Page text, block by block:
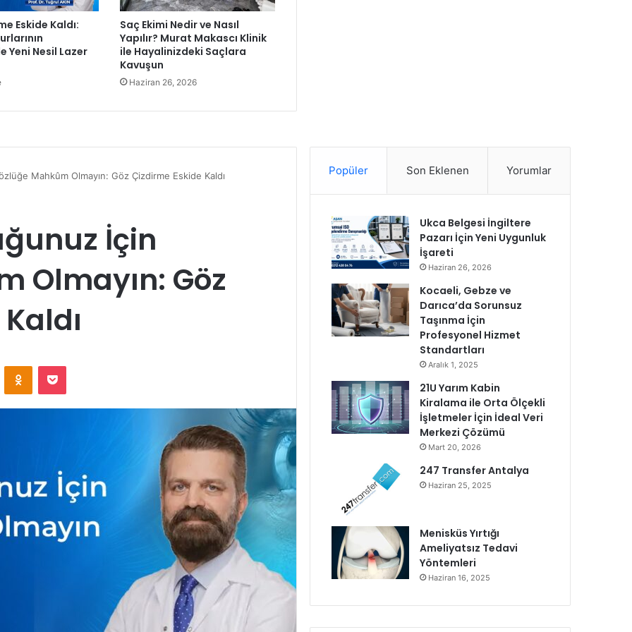
c
o
ş
k
u
l
a
Eskide Kaldı:
Yeni Nesil Lazer
Saç Ekimi Nedir ve Nasıl
Yapılır? Murat Makascı Klinik
ile Hayalinizdeki Saçlara
Kavuşun
Haziran 26, 2026